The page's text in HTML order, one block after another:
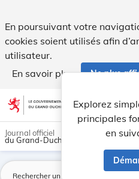
En poursuivant votre
cookies soient utilisés afin
utilisateur.
En savoir plus
Ne plus
Aller au contenu Explorez
principales
en
Journal officiel
du Grand-Duché de Luxembourg